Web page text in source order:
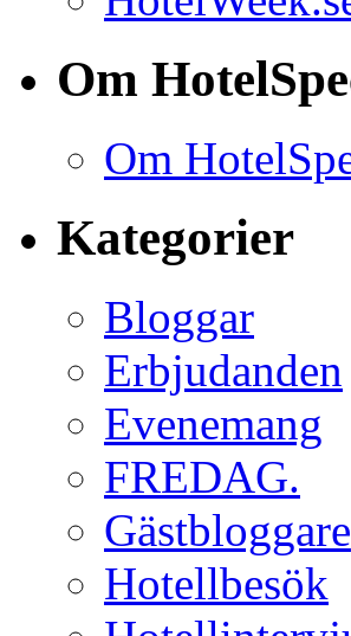
Om
Om
Kategorier
Bloggar
Erbjudanden
Evenemang
FREDAG.
Gästbloggare
Hotellbesök